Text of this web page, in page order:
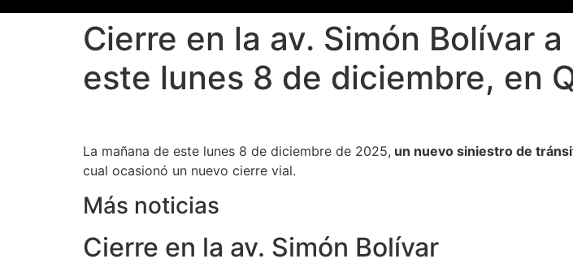
Cierre en la av. Simón Bolívar
este lunes 8 de diciembre, en
La mañana de este lunes 8 de diciembre de 2025, un nuevo siniestro de
cual ocasionó un nuevo cierre vial.
Más noticias
Cierre en la av. Simón Bolívar